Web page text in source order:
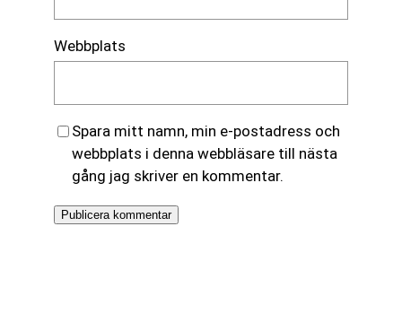
Webbplats
Spara mitt namn, min e-postadress och
webbplats i denna webbläsare till nästa
gång jag skriver en kommentar.